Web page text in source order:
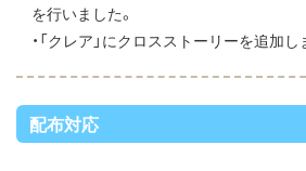
を行いました。
・「クレア」にクロスストーリーを追加し
配布対応